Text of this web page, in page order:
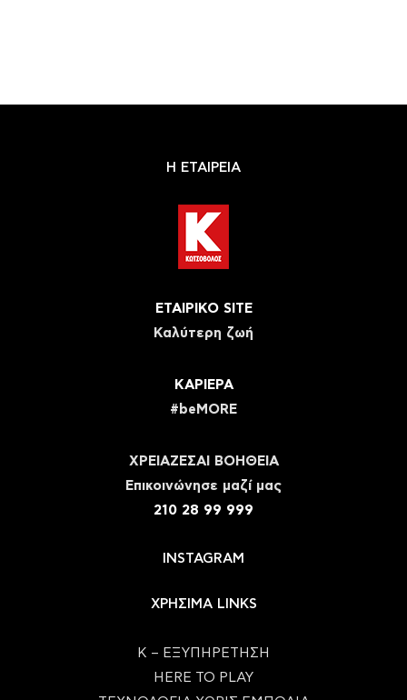
Η ΕΤΑΙΡΕΙΑ
ΕΤΑΙΡΙΚΟ SITE
Καλύτερη ζωή
ΚΑΡΙΕΡΑ
#beMORE
ΧΡΕΙΑΖΕΣΑΙ ΒΟΗΘΕΙΑ
Eπικοινώνησε μαζί μας
210 28 99 999
INSTAGRAM
ΧΡΗΣΙΜΑ LINKS
Κ – ΕΞΥΠΗΡΕΤΗΣΗ
HERE TO PLAY